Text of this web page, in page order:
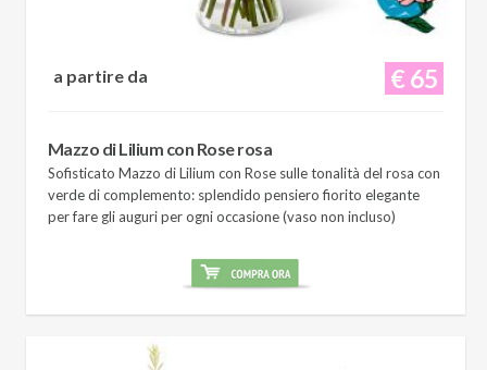
€ 65
a partire da
Mazzo di Lilium con Rose rosa
Sofisticato Mazzo di Lilium con Rose sulle tonalità del rosa con
verde di complemento: splendido pensiero fiorito elegante
per fare gli auguri per ogni occasione (vaso non incluso)